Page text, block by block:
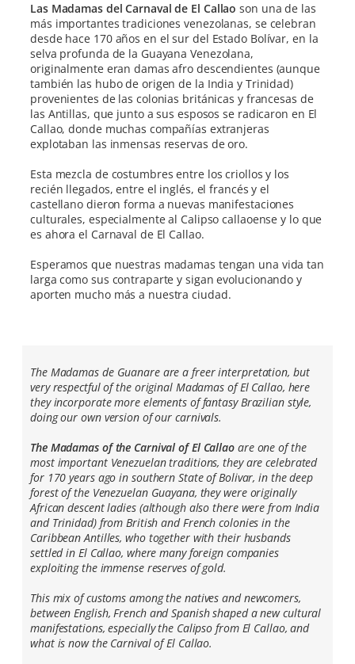
Las Madamas del Carnaval de El Callao son una de las
más importantes tradiciones venezolanas, se celebran
desde hace 170 años en el sur del Estado Bolívar, en la
selva profunda de la Guayana Venezolana,
originalmente eran damas afro descendientes (aunque
también las hubo de origen de la India y Trinidad)
provenientes de las colonias británicas y francesas de
las Antillas, que junto a sus esposos se radicaron en El
Callao, donde muchas compañías extranjeras
explotaban las inmensas reservas de oro.
Esta mezcla de costumbres entre los criollos y los
recién llegados, entre el inglés, el francés y el
castellano dieron forma a nuevas manifestaciones
culturales, especialmente al Calipso callaoense y lo que
es ahora el Carnaval de El Callao.
Esperamos que nuestras madamas tengan una vida tan
larga como sus contraparte y sigan evolucionando y
aporten mucho más a nuestra ciudad.
The Madamas de Guanare are a freer interpretation, but
very respectful of the original Madamas of El Callao, here
they incorporate more elements of fantasy Brazilian style,
doing our own version of our carnivals.
The Madamas of the Carnival of El Callao are one of the
most important Venezuelan traditions, they are celebrated
for 170 years ago in southern State of Bolivar, in the deep
forest of the Venezuelan Guayana, they were originally
African descent ladies (although also there were from India
and Trinidad) from British and French colonies in the
Caribbean Antilles, who together with their husbands
settled in El Callao, where many foreign companies
exploiting the immense reserves of gold.
This mix of customs among the natives and newcomers,
between English, French and Spanish shaped a new cultural
manifestations, especially the Calipso from El Callao, and
what is now the Carnival of El Callao.